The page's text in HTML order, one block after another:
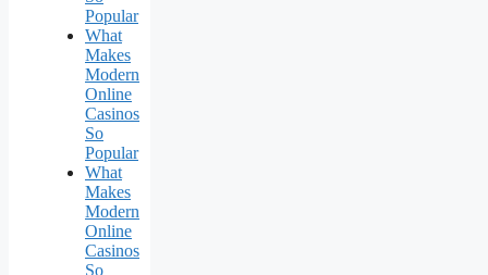
Popular
What
Makes
Modern
Online
Casinos
So
Popular
What
Makes
Modern
Online
Casinos
So